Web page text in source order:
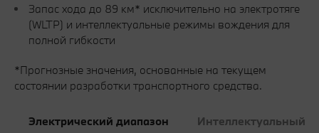
Запас хода до 89 км* исключительно на электротяге
(WLTP) и интеллектуальные режимы вождения для
полной гибкости
*Прогнозные значения, основанные на текущем
состоянии разработки транспортного средства.
Электрический диапазон Интеллектуальный